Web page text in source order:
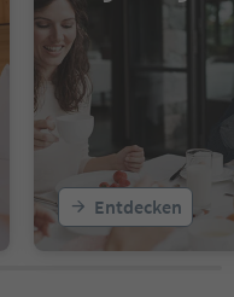
Entdecken